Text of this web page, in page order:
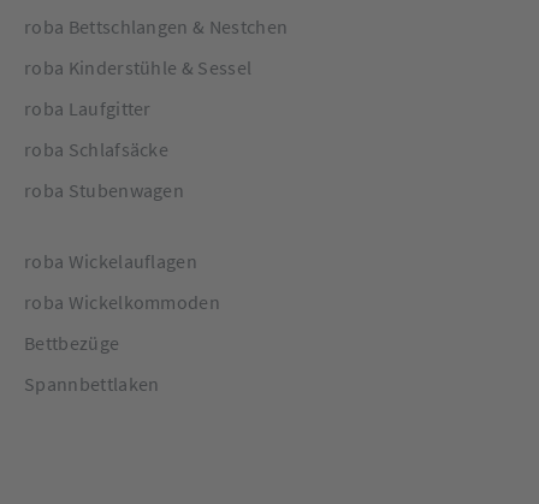
roba Bettschlangen & Nestchen
roba Kinderstühle & Sessel
roba Laufgitter
roba Schlafsäcke
roba Stubenwagen
roba Wickelauflagen
roba Wickelkommoden
Bettbezüge
Spannbettlaken